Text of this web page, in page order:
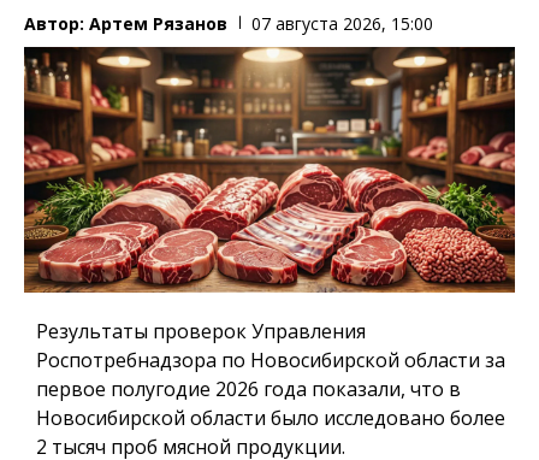
Автор: Артем Рязанов 07 августа 2026, 15:00
Результаты проверок Управления
Роспотребнадзора по Новосибирской области за
первое полугодие 2026 года показали, что в
Новосибирской области было исследовано более
2 тысяч проб мясной продукции.